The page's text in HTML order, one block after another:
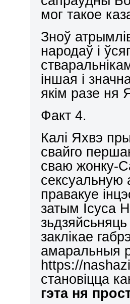
мог такое
Зноў
народаў і
іншая і
якім разе ня
Факт 4.
Калі Яхвэ
свайго
сваю жонку-
сексуальную
правакуе
затым Ісуса
заклікае
амаральныя
https://
становіцца
гэта ня